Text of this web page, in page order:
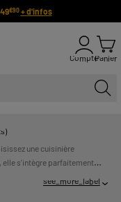
€90 + d'infos
ComptePanier
une cuisinière
s’intègre parfaitement
see_more_label